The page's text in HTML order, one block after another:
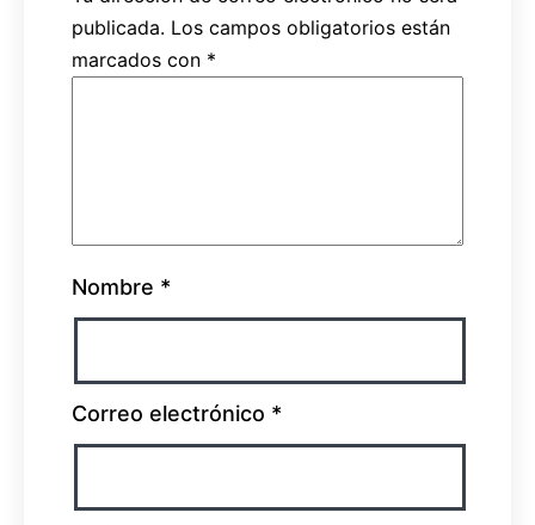
publicada. Los campos obligatorios están
marcados con *
Nombre *
Correo electrónico *